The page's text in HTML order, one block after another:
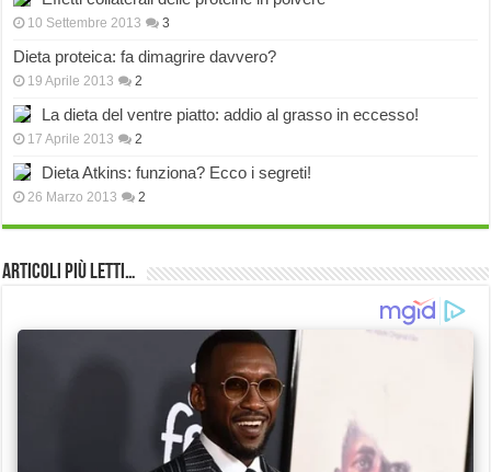
10 Settembre 2013 3
Dieta proteica: fa dimagrire davvero?
19 Aprile 2013 2
La dieta del ventre piatto: addio al grasso in eccesso!
17 Aprile 2013 2
Dieta Atkins: funziona? Ecco i segreti!
26 Marzo 2013 2
Articoli più Letti…